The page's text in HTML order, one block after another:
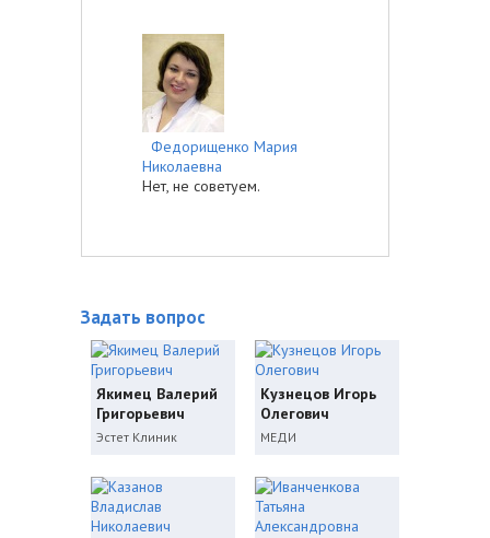
Федорищенко Мария
Николаевна
Нет, не советуем.
Задать вопрос
Якимец Валерий
Григорьевич
Эстет Клиник
Кузнецов Игорь
Олегович
МЕДИ